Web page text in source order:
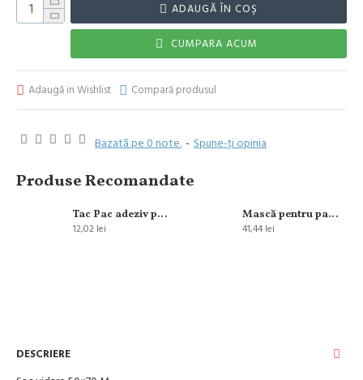
Bazată pe 0 note. - Spune-ţi opinia
ADAUGĂ ÎN COŞ
CUMPARA ACUM
Adaugă in Wishlist Compară produsul
Produse Recomandate
Tac Pac adeziv pentru incaltaminte 9 gr
12,02 lei
Mască pentru par L’Oreal Paris Elseve Ulei Extraordinary 300 ml
41,44 lei
DESCRIERE